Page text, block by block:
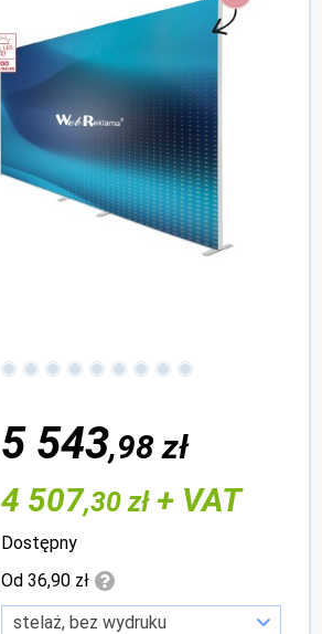
5 543,98 zł
4 507,30 zł+ VAT
Dostępny
Od 36,90 zł